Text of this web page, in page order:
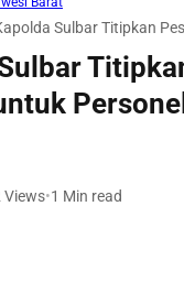
Sulbar Titipkan
Views•1 Min read